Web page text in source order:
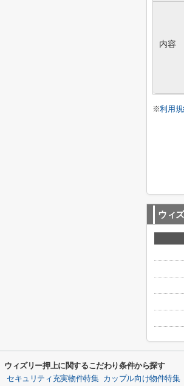
内容
※利用規
ウィ
ウィズリー押上に関するこだわり条件から探す
セキュリティ充実物件特集 カップル向け物件特集